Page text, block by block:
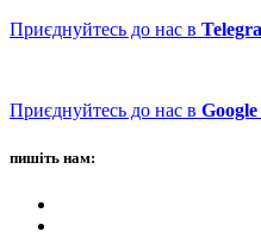
Приєднуйтесь до нас в
Приєднуйтесь до нас в
пишіть нам: